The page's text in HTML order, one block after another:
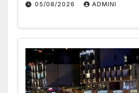
05/08/2026 ADMINI